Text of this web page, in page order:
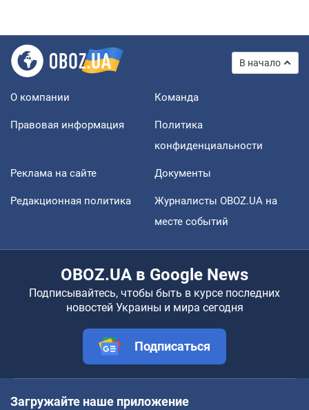
В начало
О компании Команда
Правовая информация
Политика
конфиденциальности
Реклама на сайте Документы
Редакционная политика
Журналисты OBOZ.UA на
месте событий
OBOZ.UA в Google News
Подписывайтесь, чтобы быть в курсе последних
новостей Украины и мира сегодня
Подписаться
Загружайте наше приложение